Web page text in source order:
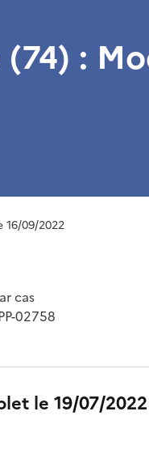
:
16/09/2022
cas
02758
le 19/07/2022